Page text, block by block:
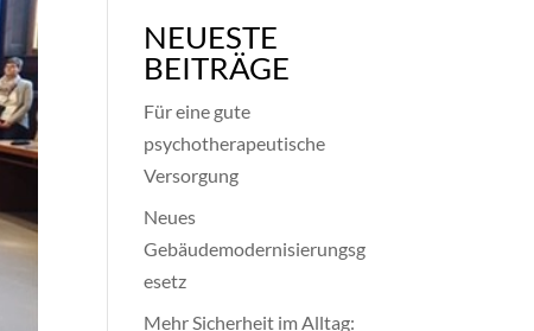
NEUESTE
BEITRÄGE
Für eine gute
psychotherapeutische
Versorgung
Neues
Gebäudemodernisierungsg
esetz
Mehr Sicherheit im Alltag: